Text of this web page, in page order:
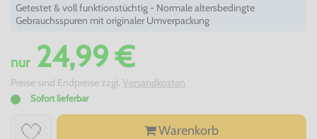
Getestet & voll funktionstüchtig - Normale altersbedingte
Gebrauchsspuren mit originaler Umverpackung
nur24,99 €
Preise sind Endpreise zzgl. Versandkosten
Sofort lieferbar
Warenkorb